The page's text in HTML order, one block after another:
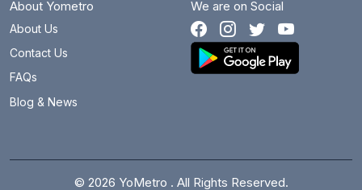
About Yometro
About Us
Contact Us
FAQs
Blog & News
We are on Social
© 2026 YoMetro . All Rights Reserved.